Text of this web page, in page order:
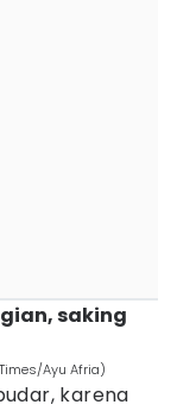
saking
Ayu Afria)
karena